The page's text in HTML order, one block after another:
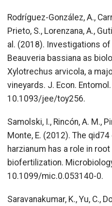
Rodríguez-González, A.,
Prieto, S., Lorenzana, A.,
al. (2018). Investigations
Beauveria bassiana as
Xylotrechus arvicola, a
vineyards. J. Econ.
10.1093/jee/toy256.
Samolski, I., Rincón, A. M.,
Monte, E. (2012). The
harzianum has a role in
biofertilization.
10.1099/mic.0.053140-0.
Saravanakumar, K., Yu, C.,